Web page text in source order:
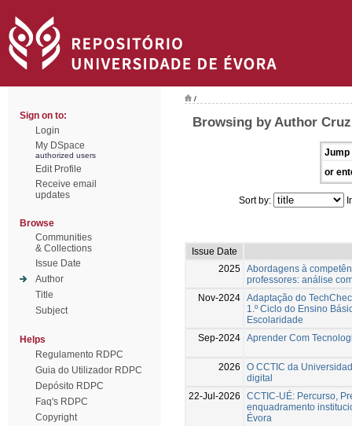
Sign on to:
Login
My DSpace
authorized users
Edit Profile
Receive email
updates
Browse
Communities
& Collections
Issue Date
Author
Title
Subject
Helps
Regulamento RDPC
Guia do Utilizador RDPC
Depósito RDPC
Faq's RDPC
Copyright
/
Browsing by Author
Jump
or
Sort by:
Issue Date
2025 Abordagens à
professores: análise
Nov-2024 Adaptação do
1.º Ciclo do Ensino
Escolaridade
Sep-2024 Aprender Com
2026
O CCTIC da
digital
22-Jul-2026
CCTIC-UÉ: Percurso,
enquadramento
Évora